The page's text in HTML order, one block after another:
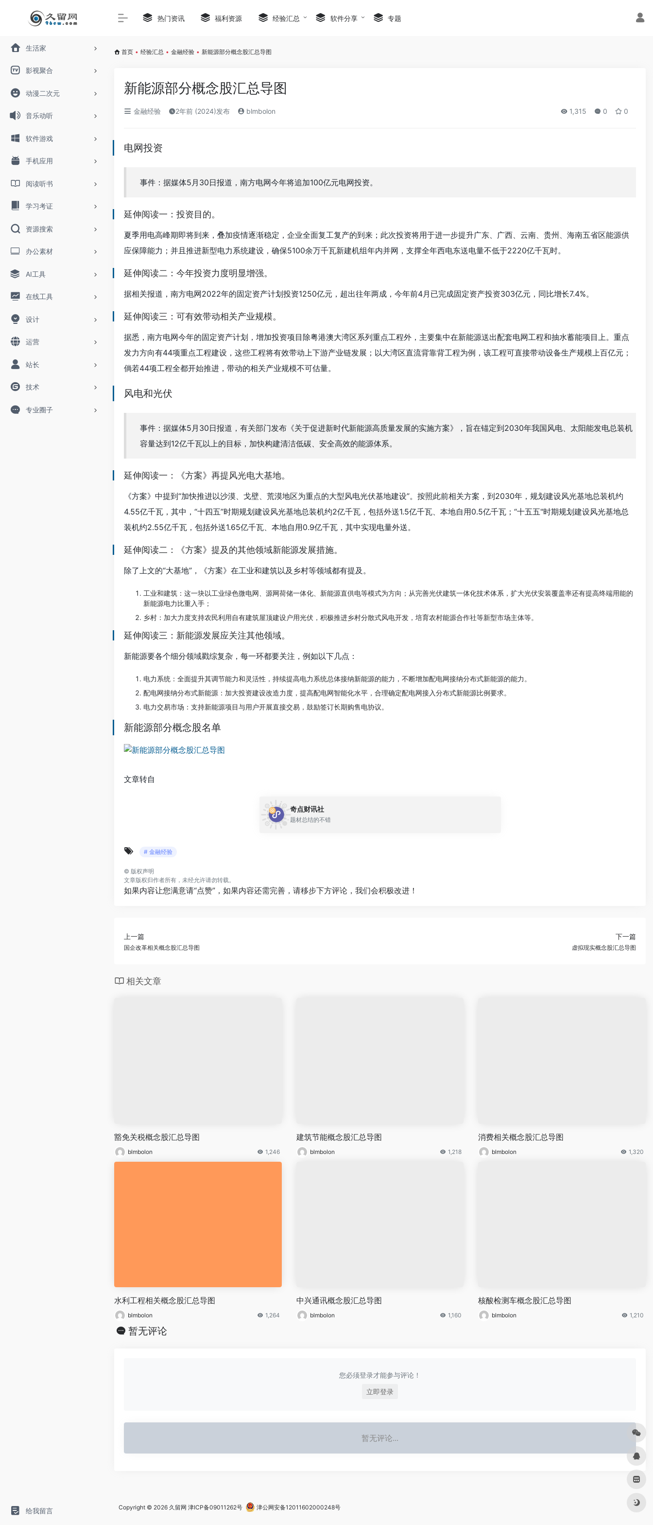
生活家
影视聚合
动漫二次元
音乐动听
软件游戏
手机应用
阅读听书
学习考证
资源搜索
办公素材
AI工具
在线工具
设计
运营
站长
技术
专业圈子
给我留言
热门资讯 福利资源 经验汇总 软件分享 专题
首页 • 经验汇总 • 金融经验 • 新能源部分概念股汇总导图
新能源部分概念股汇总导图
金融经验 2年前 (2024)发布 blmbolon 1,315 0 0
电网投资
事件：据媒体5月30日报道，南方电网今年将追加100亿元电网投资。
延伸阅读一：投资目的。
夏季用电高峰期即将到来，叠加疫情逐渐稳定，企业全面复工复产的到来；此次投资将用于进一步提升广东、广西、云南、贵州、海南五省区能源供
应保障能力；并且推进新型电力系统建设，确保5100余万千瓦新建机组年内并网，支撑全年西电东送电量不低于2220亿千瓦时。
延伸阅读二：今年投资力度明显增强。
据相关报道，南方电网2022年的固定资产计划投资1250亿元，超出往年两成，今年前4月已完成固定资产投资303亿元，同比增长7.4%。
延伸阅读三：可有效带动相关产业规模。
据悉，南方电网今年的固定资产计划，增加投资项目除粤港澳大湾区系列重点工程外，主要集中在新能源送出配套电网工程和抽水蓄能项目上。重点
发力方向有44项重点工程建设，这些工程将有效带动上下游产业链发展；以大湾区直流背靠背工程为例，该工程可直接带动设备生产规模上百亿元；
倘若44项工程全都开始推进，带动的相关产业规模不可估量。
风电和光伏
事件：据媒体5月30日报道，有关部门发布《关于促进新时代新能源高质量发展的实施方案》，旨在锚定到2030年我国风电、太阳能发电总装机
容量达到12亿千瓦以上的目标，加快构建清洁低碳、安全高效的能源体系。
延伸阅读一：《方案》再提风光电大基地。
《方案》中提到“加快推进以沙漠、戈壁、荒漠地区为重点的大型风电光伏基地建设”。按照此前相关方案，到2030年，规划建设风光基地总装机约
4.55亿千瓦，其中，“十四五”时期规划建设风光基地总装机约2亿千瓦，包括外送1.5亿千瓦、本地自用0.5亿千瓦；“十五五"时期规划建设风光基地总
装机约2.55亿千瓦，包括外送1.65亿千瓦、本地自用0.9亿千瓦，其中实现电量外送。
延伸阅读二：《方案》提及的其他领域新能源发展措施。
除了上文的“大基地”，《方案》在工业和建筑以及乡村等领域都有提及。
工业和建筑：这一块以工业绿色微电网、源网荷储一体化、新能源直供电等模式为方向；从完善光伏建筑一体化技术体系，扩大光伏安装覆盖率还有提高终端用能的
新能源电力比重入手；
乡村：加大力度支持农民利用自有建筑屋顶建设户用光伏，积极推进乡村分散式风电开发，培育农村能源合作社等新型市场主体等。
延伸阅读三：新能源发展应关注其他领域。
新能源要各个细分领域戳综复杂，每一环都要关注，例如以下几点：
电力系统：全面提升其调节能力和灵活性，持续提高电力系统总体接纳新能源的能力，不断增加配电网接纳分布式新能源的能力。
配电网接纳分布式新能源：加大投资建设改造力度，提高配电网智能化水平，合理确定配电网接入分布式新能源比例要求。
电力交易市场：支持新能源项目与用户开展直接交易，鼓励签订长期购售电协议。
新能源部分概念股名单
文章转自
奇点财讯社
题材总结的不错
# 金融经验
© 版权声明
文章版权归作者所有，未经允许请勿转载。
如果内容让您满意请“点赞”，如果内容还需完善，请移步下方评论，我们会积极改进！
上一篇
国企改革相关概念股汇总导图
下一篇
虚拟现实概念股汇总导图
相关文章
豁免关税概念股汇总导图
blmbolon 1,246
建筑节能概念股汇总导图
blmbolon 1,218
消费相关概念股汇总导图
blmbolon 1,320
水利工程相关概念股汇总导图
blmbolon 1,264
中兴通讯概念股汇总导图
blmbolon 1,160
核酸检测车概念股汇总导图
blmbolon 1,210
暂无评论
您必须登录才能参与评论！
立即登录
暂无评论...
Copyright © 2026 久留网 津ICP备09011262号 津公网安备12011602000248号